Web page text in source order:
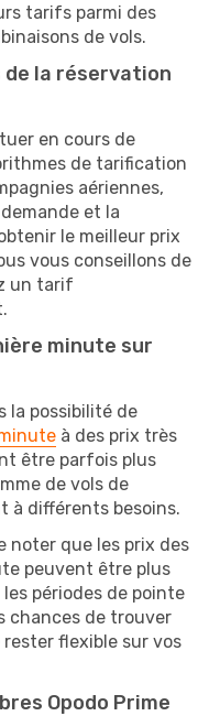
tarifs parmi des
de vols.
la réservation
en cours de
de tarification
aériennes,
et la
le meilleur prix
vous conseillons de
un tarif
minute sur
la possibilité de
à des prix très
être parfois plus
de vols de
à différents besoins.
noter que les prix des
peuvent être plus
périodes de pointe
chances de trouver
flexible sur vos
Opodo Prime